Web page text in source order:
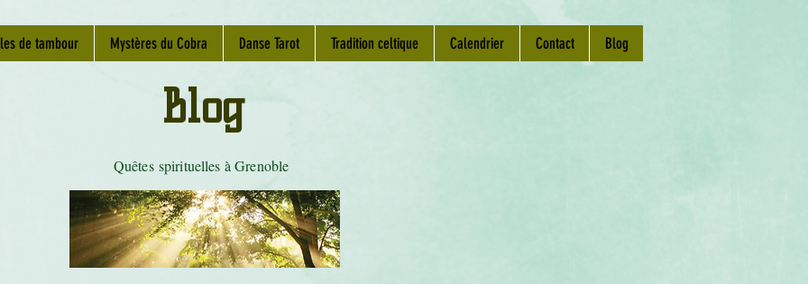
de tambour Mystères du Cobra Danse Tarot Tradition celtique Calendrier Contact Blog
Quêtes spirituelles à Grenoble
Blog